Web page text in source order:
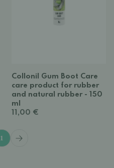
Collonil Gum Boot Care
care product for rubber
and natural rubber - 150
ml
11,00 €
1